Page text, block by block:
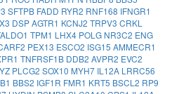
SFTPB FADD RYR2 RNF168 IFNGR1
DSPAGTR1 KCNJ2 TRPV3 CRKL
TPM1 LHX4 POLG NR3C2 ENG
PEX13 ESCO2 ISG15 AMMECR1
TNFRSF1B DDB2 AVPR2 EVC2
PLCG2 SOX10 MYH7 IL12A LRRC56
BBS2 IGF1R FMR1 KRT5 BSCL2 RP9